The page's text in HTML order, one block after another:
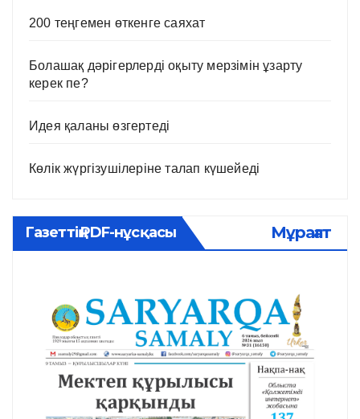
200 теңгемен өткенге саяхат
Болашақ дәрігерлерді оқыту мерзімін ұзарту
керек пе?
Идея қаланы өзгертеді
Көлік жүргізушілеріне талап күшейеді
Газеттің PDF-нұсқасы Мұрағат